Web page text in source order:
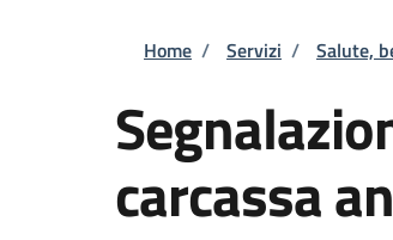
Briciole di
Home / Servizi / Salute,
carcassa